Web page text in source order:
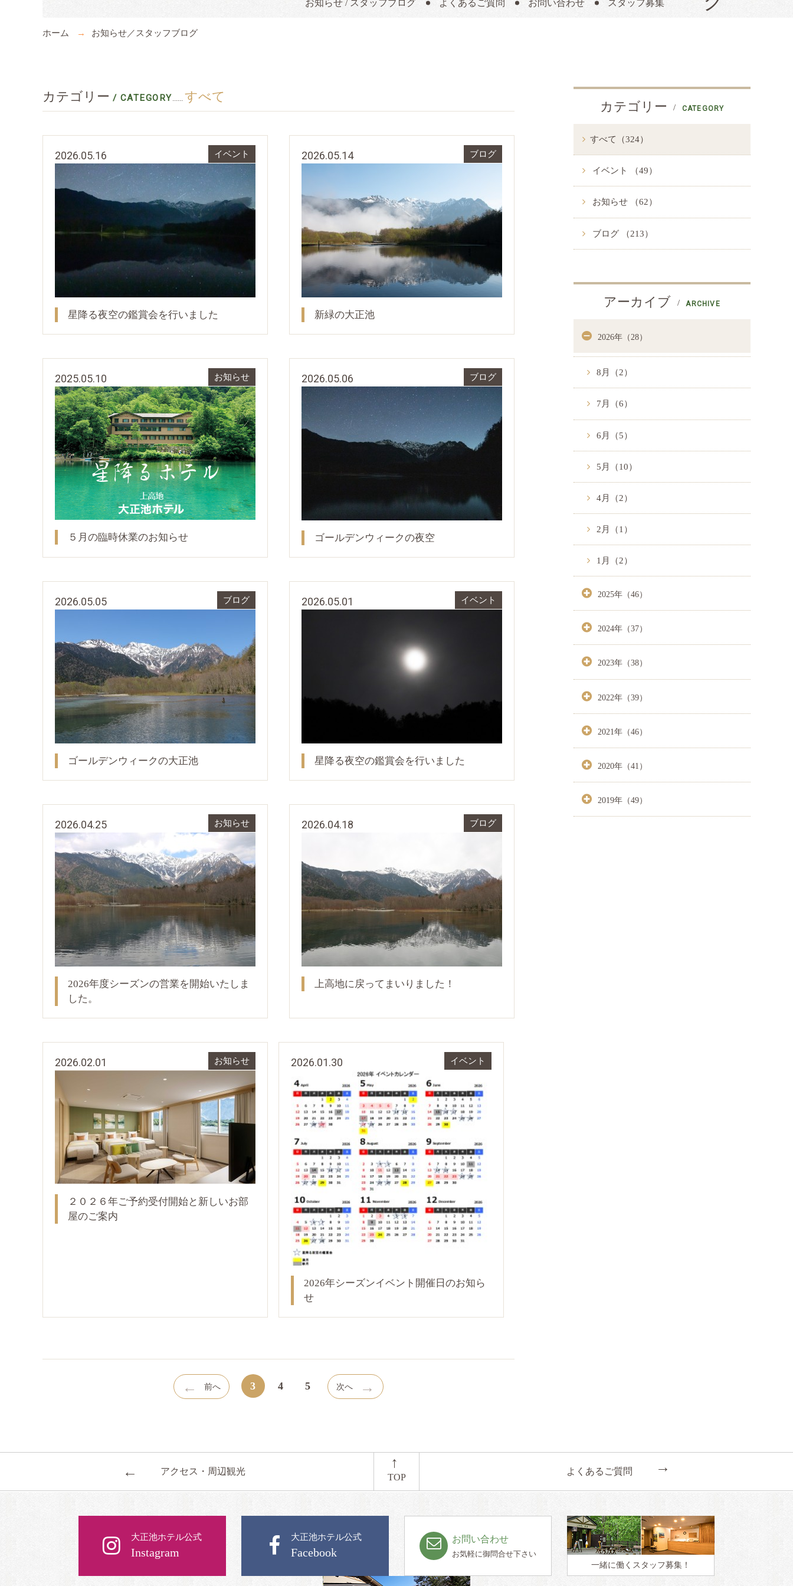
お知らせ / スタッフブログ よくあるご質問 お問い合わせ スタッフ募集
ホーム お知らせ／スタッフブログ
カテゴリー / CATEGORY...... すべて
2026.05.16 イベント
星降る夜空の鑑賞会を行いました
2026.05.14 ブログ
新緑の大正池
2025.05.10 お知らせ
５月の臨時休業のお知らせ
2026.05.06 ブログ
ゴールデンウィークの夜空
2026.05.05 ブログ
ゴールデンウィークの大正池
2026.05.01 イベント
星降る夜空の鑑賞会を行いました
2026.04.25 お知らせ
2026年度シーズンの営業を開始いたしま
した。
2026.04.18 ブログ
上高地に戻ってまいりました！
2026.02.01 お知らせ
２０２６年ご予約受付開始と新しいお部
屋のご案内
2026.01.30 イベント
2026年シーズンイベント開催日のお知ら
せ
← 前へ 3 4 5 次へ →
カテゴリー CATEGORY
すべて（324）
イベント （49）
お知らせ （62）
ブログ （213）
アーカイブ ARCHIVE
2026年（28）
8月（2）
7月（6）
6月（5）
5月（10）
4月（2）
2月（1）
1月（2）
2025年（46）
2024年（37）
2023年（38）
2022年（39）
2021年（46）
2020年（41）
2019年（49）
← アクセス・周辺観光
←
TOP
よくあるご質問 ←
大正池ホテル公式
Instagram
大正池ホテル公式
Facebook
お問い合わせ
お気軽に御問合せ下さい
一緒に働く スタッフ募集！